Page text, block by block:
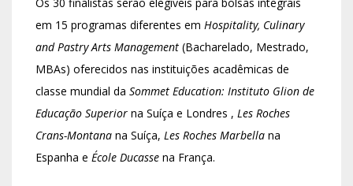
em 15 programas diferentes em Hospitality, Culinary
and Pastry Arts Management (Bacharelado, Mestrado,
MBAs) oferecidos nas instituições acadêmicas de
classe mundial da Sommet Education: Instituto Glion de
Educação Superior na Suíça e Londres , Les Roches
Crans-Montana na Suíça, Les Roches Marbella na
Espanha e École Ducasse na França.